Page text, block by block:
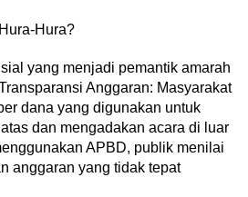
Hura?
yang menjadi pemantik amarah
Anggaran: Masyarakat
dana yang digunakan untuk
dan mengadakan acara di luar
APBD, publik menilai
anggaran yang tidak tepat